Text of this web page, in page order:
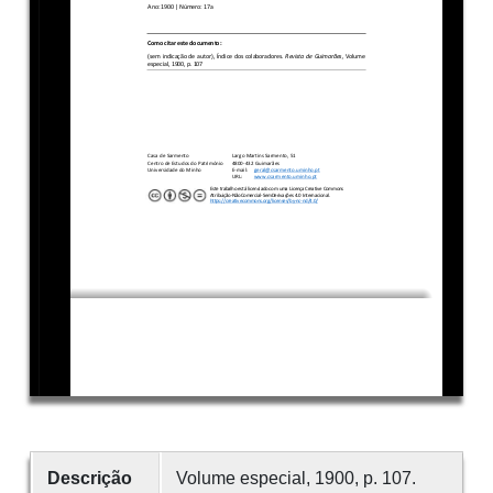
Descrição Volume especial, 1900, p. 107.